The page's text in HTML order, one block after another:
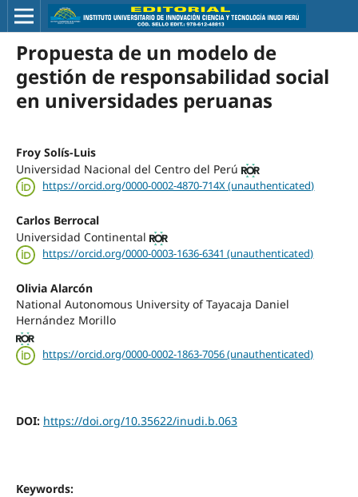
Propuesta de un modelo de
gestión de responsabilidad social
en universidades peruanas
Froy Solís-Luis
Universidad Nacional del Centro del Perú
https://orcid.org/0000-0002-4870-714X (unauthenticated)
Carlos Berrocal
Universidad Continental
https://orcid.org/0000-0003-1636-6341 (unauthenticated)
Olivia Alarcón
National Autonomous University of Tayacaja Daniel
Hernández Morillo
https://orcid.org/0000-0002-1863-7056 (unauthenticated)
DOI: https://doi.org/10.35622/inudi.b.063
Keywords: